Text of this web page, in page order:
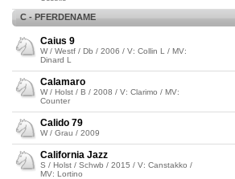
C - PFERDENAME
Caius 9
W / Westf / Db / 2006 / V: Collin L / MV:
Dinard L
Calamaro
W / Holst / B / 2008 / V: Clarimo / MV:
Counter
Calido 79
W / Grau / 2009
California Jazz
S / Holst / Schwb / 2015 / V: Canstakko /
MV: Lortino